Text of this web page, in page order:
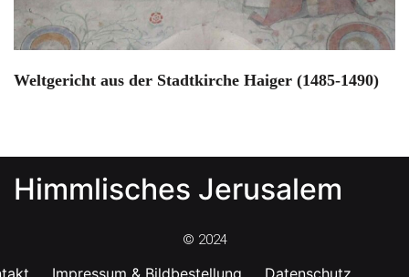
Weltgericht aus der Stadtkirche Haiger (1485-1490)
Himmlisches Jerusalem
© 2024
Impressum & Bildbestellung Datenschutz